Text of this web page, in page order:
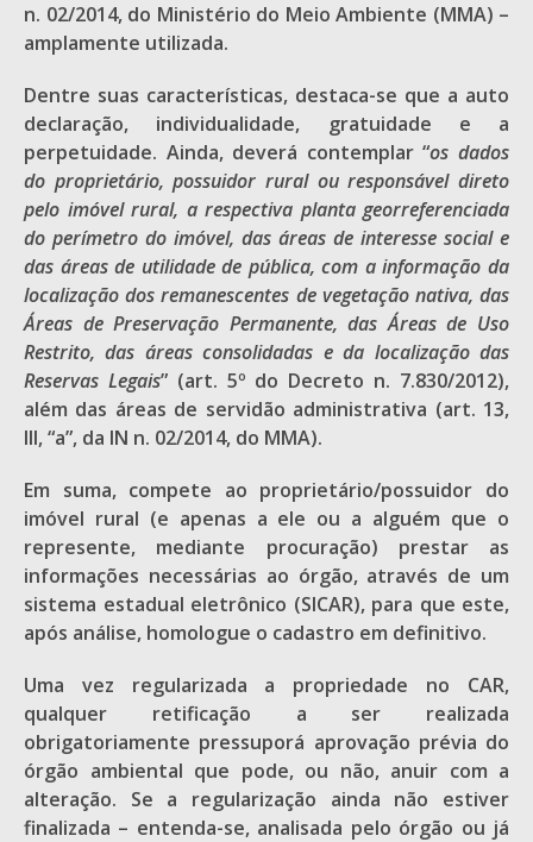
n. 02/2014, do Ministério do Meio Ambiente (MMA) –
amplamente utilizada.
Dentre suas características, destaca-se que a auto
declaração, individualidade, gratuidade e a
perpetuidade. Ainda, deverá contemplar “os dados
do proprietário, possuidor rural ou responsável direto
pelo imóvel rural, a respectiva planta georreferenciada
do perímetro do imóvel, das áreas de interesse social e
das áreas de utilidade de pública, com a informação da
localização dos remanescentes de vegetação nativa, das
Áreas de Preservação Permanente, das Áreas de Uso
Restrito, das áreas consolidadas e da localização das
Reservas Legais” (art. 5º do Decreto n. 7.830/2012),
além das áreas de servidão administrativa (art. 13,
III, “a”, da IN n. 02/2014, do MMA).
Em suma, compete ao proprietário/possuidor do
imóvel rural (e apenas a ele ou a alguém que o
represente, mediante procuração) prestar as
informações necessárias ao órgão, através de um
sistema estadual eletrônico (SICAR), para que este,
após análise, homologue o cadastro em definitivo.
Uma vez regularizada a propriedade no CAR,
qualquer retificação a ser realizada
obrigatoriamente pressuporá aprovação prévia do
órgão ambiental que pode, ou não, anuir com a
alteração. Se a regularização ainda não estiver
finalizada – entenda-se, analisada pelo órgão ou já